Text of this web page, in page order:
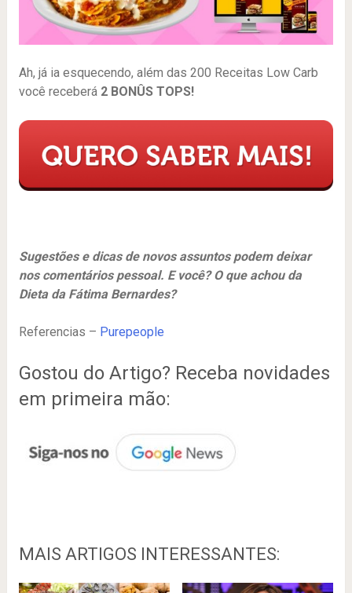
Ah, já ia esquecendo, além das 200 Receitas Low Carb
você receberá 2 BONÛS TOPS!
Sugestões e dicas de novos assuntos podem deixar
nos comentários pessoal. E você? O que achou da
Dieta da Fátima Bernardes?
Referencias – Purepeople
Gostou do Artigo? Receba novidades
em primeira mão:
MAIS ARTIGOS INTERESSANTES: